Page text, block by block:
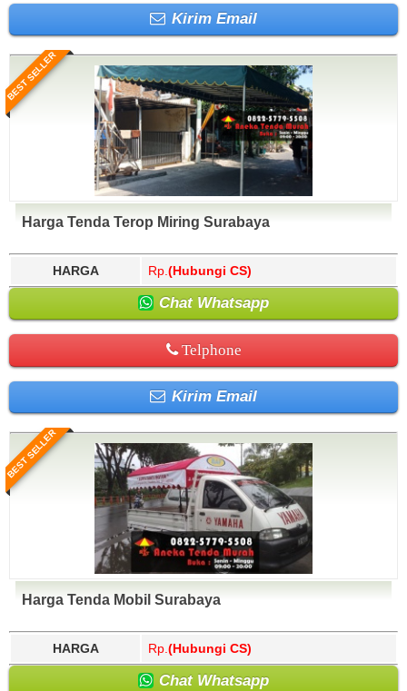
Kirim Email
BEST SELLER
Harga Tenda Terop Miring Surabaya
HARGA Rp. (Hubungi CS)
Chat Whatsapp
Telphone
Kirim Email
BEST SELLER
Harga Tenda Mobil Surabaya
HARGA Rp. (Hubungi CS)
Chat Whatsapp